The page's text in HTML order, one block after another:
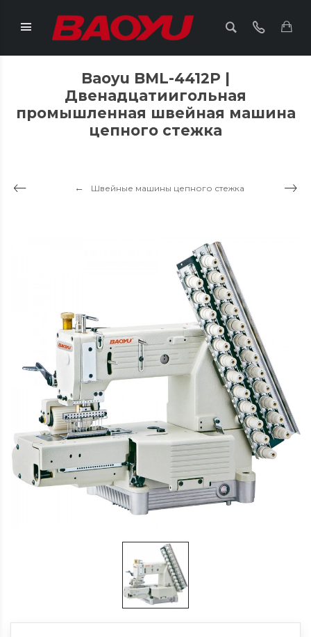
Baoyu BML-4412P |
Двенадцатиигольная
промышленная швейная машина
цепного стежка
Швейные машины цепного стежка